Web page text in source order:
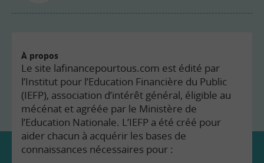
À propos
Le site lafinancepourtous.com est édité par
l’Institut pour l’Education Financière du Public
(IEFP), association d’intérêt général, éligible au
mécénat et agréée par le Ministère de
l’Education Nationale. L’IEFP a été créé pour
aider chacun à acquérir les bases de
connaissances nécessaires pour :